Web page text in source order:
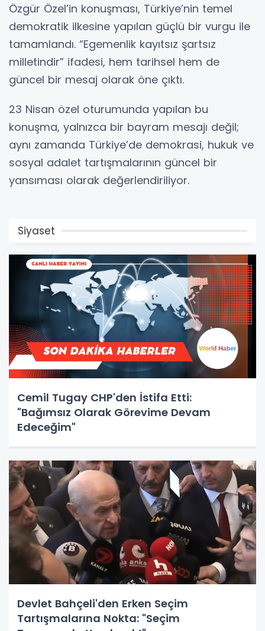
Özgür Özel’in konuşması, Türkiye’nin temel
demokratik ilkesine yapılan güçlü bir vurgu ile
tamamlandı. “Egemenlik kayıtsız şartsız
milletindir” ifadesi, hem tarihsel hem de
güncel bir mesaj olarak öne çıktı.
23 Nisan özel oturumunda yapılan bu
konuşma, yalnızca bir bayram mesajı değil;
aynı zamanda Türkiye’de demokrasi, hukuk ve
sosyal adalet tartışmalarının güncel bir
yansıması olarak değerlendiriliyor.
Siyaset
Cemil Tugay CHP'den İstifa Etti:
"Bağımsız Olarak Görevime Devam
Edeceğim"
Devlet Bahçeli'den Erken Seçim
Tartışmalarına Nokta: "Seçim